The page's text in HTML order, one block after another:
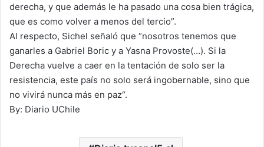
derecha, y que además le ha pasado una cosa bien trágica,
que es como volver a menos del tercio”.
Al respecto, Sichel señaló que “nosotros tenemos que
ganarles a Gabriel Boric y a Yasna Provoste(…). Si la
Derecha vuelve a caer en la tentación de solo ser la
resistencia, este país no solo será ingobernable, sino que
no vivirá nunca más en paz“.
By: Diario UChile